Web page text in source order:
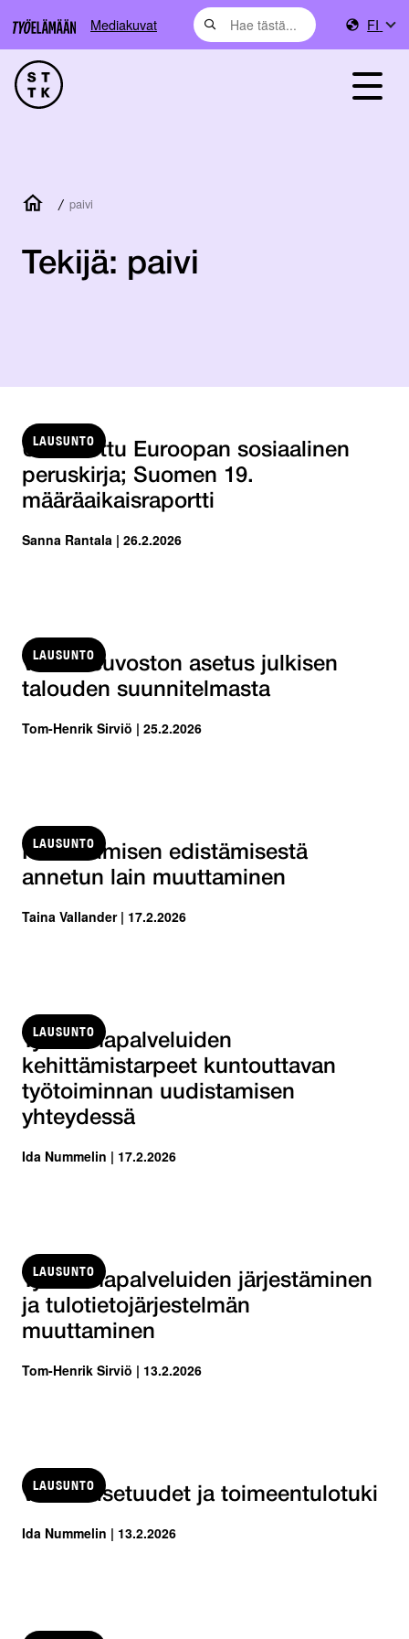
Mediakuvat FI
/ paivi
Tekijä: paivi
LAUSUNTO
Uudistettu Euroopan sosiaalinen
peruskirja; Suomen 19.
määräaikaisraportti
Sanna Rantala | 26.2.2026
LAUSUNTO
Valtioneuvoston asetus julkisen
talouden suunnitelmasta
Tom-Henrik Sirviö | 25.2.2026
LAUSUNTO
Kotoutumisen edistämisestä
annetun lain muuttaminen
Taina Vallander | 17.2.2026
LAUSUNTO
Työvoimapalveluiden
kehittämistarpeet kuntouttavan
työtoiminnan uudistamisen
yhteydessä
Ida Nummelin | 17.2.2026
LAUSUNTO
Työvoimapalveluiden järjestäminen
ja tulotietojärjestelmän
muuttaminen
Tom-Henrik Sirviö | 13.2.2026
LAUSUNTO
Vammaisetuudet ja toimeentulotuki
Ida Nummelin | 13.2.2026